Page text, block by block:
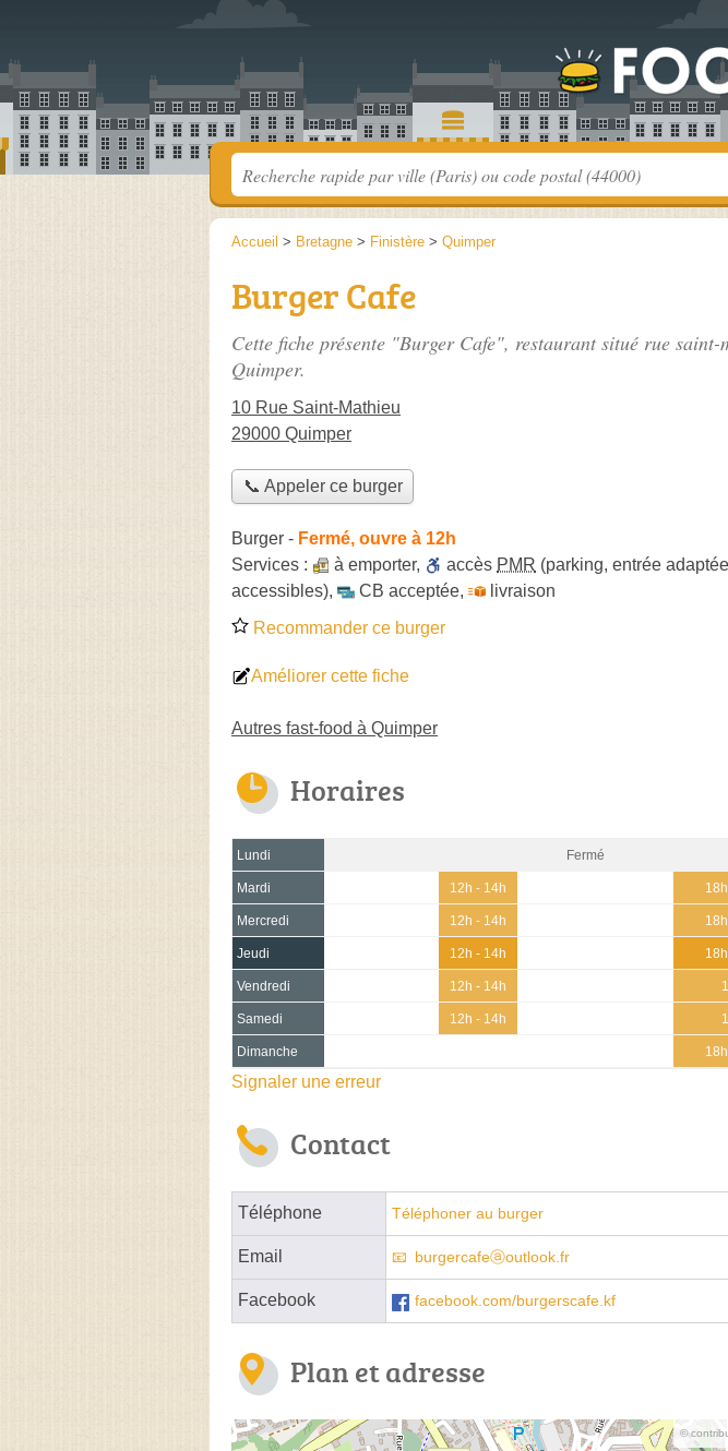
Accueil > Bretagne > Finistère > Quimper
Burger Cafe
Cette fiche présente "Burger Cafe", restaurant situé rue saint-
Quimper.
10 Rue Saint-Mathieu
29000 Quimper
📞 Appeler ce burger
Burger - Fermé, ouvre à 12h
Services :
à emporter, accès PMR (parking, entrée
accessibles), CB acceptée,
livraison
Recommander ce burger
Améliorer cette fiche
Autres fast-food à Quimper
Horaires
Lundi Fermé
Mardi 12h - 14h
Mercredi 12h - 14h
Jeudi 12h - 14h
Vendredi 12h - 14h
Samedi 12h - 14h
Dimanche
Signaler une erreur
Contact
Téléphone Téléphoner au burger
Email burgercafeⓐoutlook.fr
Facebook facebook.com/burgerscafe.kf
Plan et adresse
©